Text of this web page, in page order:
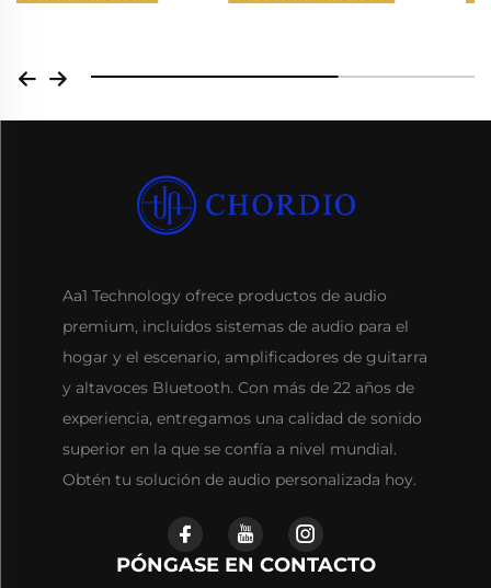
Aa1 Technology ofrece productos de audio
premium, incluidos sistemas de audio para el
hogar y el escenario, amplificadores de guitarra
y altavoces Bluetooth. Con más de 22 años de
experiencia, entregamos una calidad de sonido
superior en la que se confía a nivel mundial.
Obtén tu solución de audio personalizada hoy.
PÓNGASE EN CONTACTO